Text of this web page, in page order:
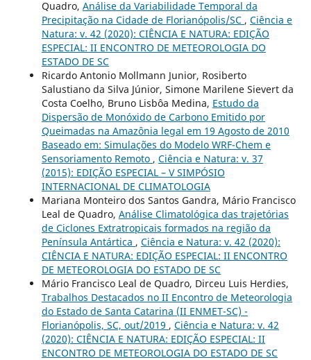
Quadro, Análise da Variabilidade Temporal da
Precipitação na Cidade de Florianópolis/SC , Ciência e
Natura: v. 42 (2020): CIÊNCIA E NATURA: EDIÇÃO
ESPECIAL: II ENCONTRO DE METEOROLOGIA DO
ESTADO DE SC
Ricardo Antonio Mollmann Junior, Rosiberto
Salustiano da Silva Júnior, Simone Marilene Sievert da
Costa Coelho, Bruno Lisbôa Medina, Estudo da
Dispersão de Monóxido de Carbono Emitido por
Queimadas na Amazônia legal em 19 Agosto de 2010
Baseado em: Simulações do Modelo WRF-Chem e
Sensoriamento Remoto , Ciência e Natura: v. 37
(2015): EDIÇÃO ESPECIAL – V SIMPÓSIO
INTERNACIONAL DE CLIMATOLOGIA
Mariana Monteiro dos Santos Gandra, Mário Francisco
Leal de Quadro, Análise Climatológica das trajetórias
de Ciclones Extratropicais formados na região da
Península Antártica , Ciência e Natura: v. 42 (2020):
CIÊNCIA E NATURA: EDIÇÃO ESPECIAL: II ENCONTRO
DE METEOROLOGIA DO ESTADO DE SC
Mário Francisco Leal de Quadro, Dirceu Luis Herdies,
Trabalhos Destacados no II Encontro de Meteorologia
do Estado de Santa Catarina (II ENMET-SC) -
Florianópolis, SC, out/2019 , Ciência e Natura: v. 42
(2020): CIÊNCIA E NATURA: EDIÇÃO ESPECIAL: II
ENCONTRO DE METEOROLOGIA DO ESTADO DE SC